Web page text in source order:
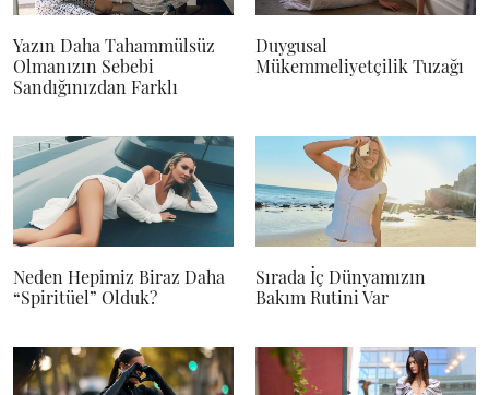
Yazın Daha Tahammülsüz
Olmanızın Sebebi
Sandığınızdan Farklı
Duygusal
Mükemmeliyetçilik Tuzağı
Neden Hepimiz Biraz Daha
“Spiritüel” Olduk?
Sırada İç Dünyamızın
Bakım Rutini Var